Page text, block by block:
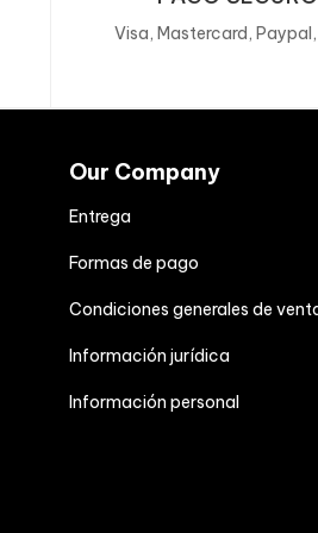
de 30 a 45
Todos los atletas
¿DURACIÓN?
30 días.
Visa, Mastercard,
Our Company
Entrega
Formas de pago
Condiciones generales de
Información jurídica
Información personal